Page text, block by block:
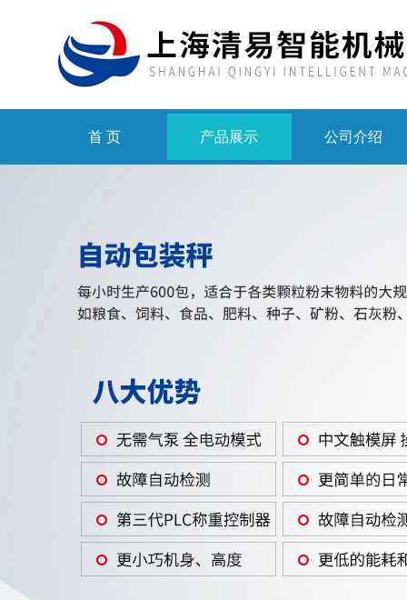
首 页 产品展示 公司介绍